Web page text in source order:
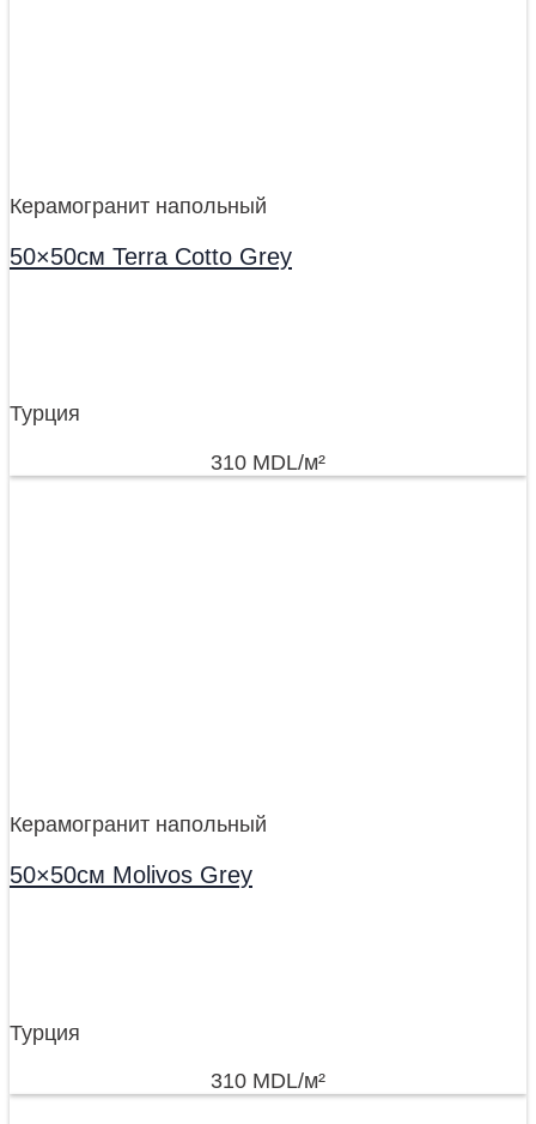
Керамогранит напольный
50×50см Terra Cotto Grey
Турция
310 MDL/м²
Керамогранит напольный
50×50см Molivos Grey
Турция
310 MDL/м²